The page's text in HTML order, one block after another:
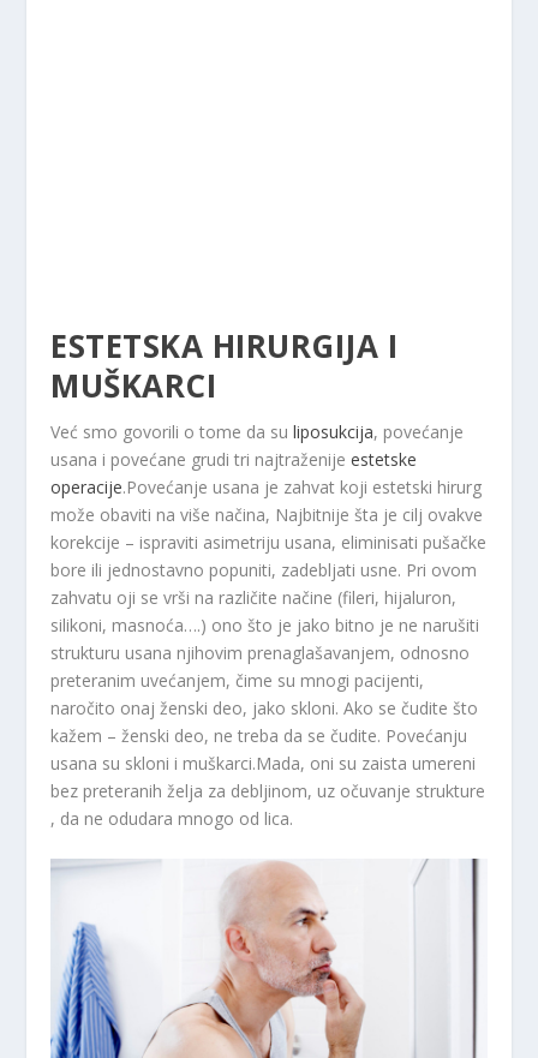
ESTETSKA HIRURGIJA I
MUŠKARCI
Već smo govorili o tome da suliposukcija, povećanje
usana i povećane grudi tri najtraženijeestetske
operacije.Povećanje usana je zahvat koji estetski hirurg
može obaviti na više načina, Najbitnije šta je cilj ovakve
korekcije – ispraviti asimetriju usana, eliminisati pušačke
bore ili jednostavno popuniti, zadebljati usne. Pri ovom
zahvatu oji se vrši na različite načine (fileri, hijaluron,
silikoni, masnoća….) ono što je jako bitno je ne narušiti
strukturu usana njihovim prenaglašavanjem, odnosno
preteranim uvećanjem, čime su mnogi pacijenti,
naročito onaj ženski deo, jako skloni. Ako se čudite što
kažem – ženski deo, ne treba da se čudite. Povećanju
usana su skloni i muškarci.Mada, oni su zaista umereni
bez preteranih želja za debljinom, uz očuvanje strukture
, da ne odudara mnogo od lica.